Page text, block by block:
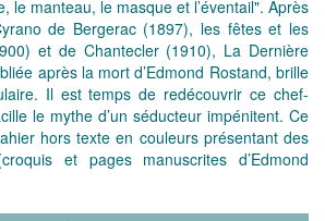
le manteau, le masque et l’éventail". Après
de Bergerac (1897), les fêtes et les
et de Chantecler (1910), La Dernière
après la mort d’Edmond Rostand, brille
Il est temps de redécouvrir ce chef-
le mythe d’un séducteur impénitent. Ce
hors texte en couleurs présentant des
et pages manuscrites d’Edmond